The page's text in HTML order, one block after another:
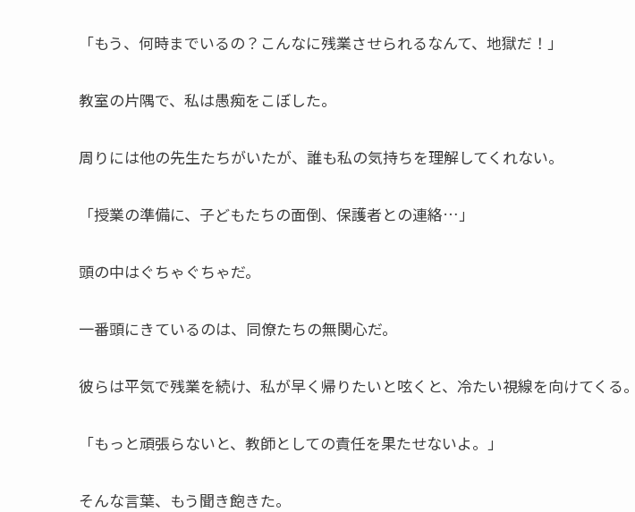
「もう、何時までいるの？こんなに残業させられるなんて、地獄だ！」
教室の片隅で、私は愚痴をこぼした。
周りには他の先生たちがいたが、誰も私の気持ちを理解してくれない。
「授業の準備に、子どもたちの面倒、保護者との連絡…」
頭の中はぐちゃぐちゃだ。
一番頭にきているのは、同僚たちの無関心だ。
彼らは平気で残業を続け、私が早く帰りたいと呟くと、冷たい視線を向けてくる。
「もっと頑張らないと、教師としての責任を果たせないよ。」
そんな言葉、もう聞き飽きた。